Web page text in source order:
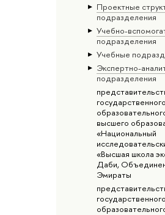
Проектные
подразделения
Учебно-
подразделения
Учебные
Экспертно-
подразделения
высшего
«Национальный
«Высшая школа
Даби,
Эмираты